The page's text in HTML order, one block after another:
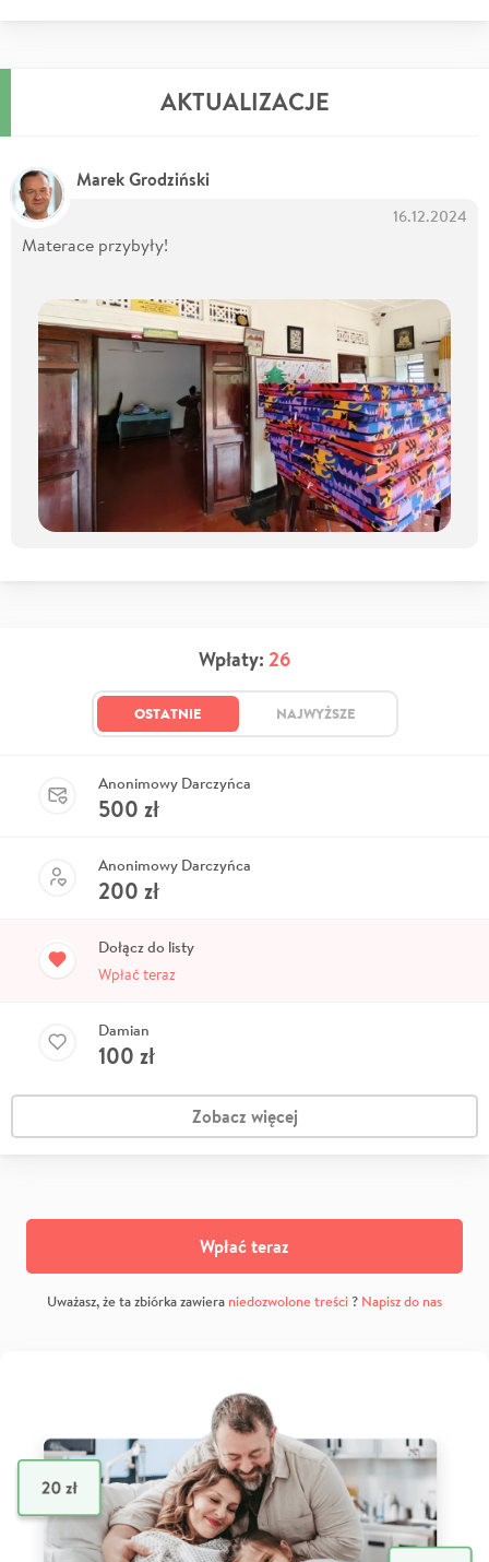
AKTUALIZACJE
Marek Grodziński
16.12.2024
Materace przybyły!
Wpłaty: 26
OSTATNIE NAJWYŻSZE
Anonimowy Darczyńca
500 zł
Anonimowy Darczyńca
200 zł
Dołącz do listy
Wpłać teraz
Damian
100 zł
Zobacz więcej
Wpłać teraz
Uważasz, że ta zbiórka zawiera niedozwolone treści? Napisz do nas